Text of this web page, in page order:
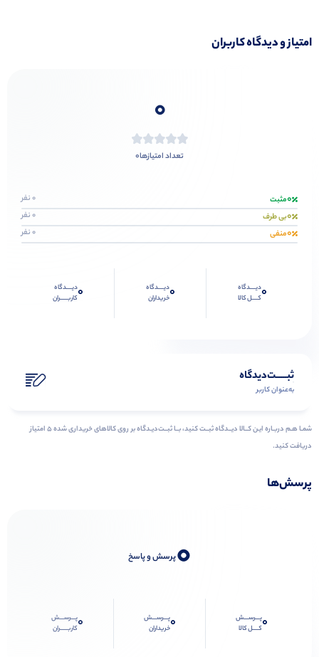
امتیاز و دیدگاه کاربران
0
تعداد امتیازها0
0مثبت 0 نفر
0بی طرف 0 نفر
0منفی 0 نفر
0دیــــدگاه
کــــل کالا
0دیــــدگاه
خریداران
0دیــــدگاه
کاربـــــران
ثبـــــت‌دیدگاه
به‌عنوان کاربر
شمـا هـم دربـاره ایـن کــالا دیــدگاه ثبــت کنید، بــا ثبــت‌دیـدگاه بر روی کالاهای خریداری شده ۵ امتیاز
دریافت کنید.
پرسش‌ها
0پرسش و پاسخ
0پـــرســـش
کــــل کالا
0پـــرســـش
خریداران
0پـــرســـش
کاربـــــران